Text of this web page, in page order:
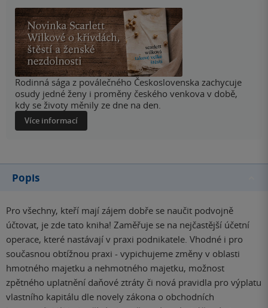
Rodinná sága z poválečného Československa zachycuje
osudy jedné ženy i proměny českého venkova v době,
kdy se životy měnily ze dne na den.
Více informací
Popis
Pro všechny, kteří mají zájem dobře se naučit podvojně
účtovat, je zde tato kniha! Zaměřuje se na nejčastější účetní
operace, které nastávají v praxi podnikatele. Vhodné i pro
současnou obtížnou praxi - vypichujeme změny v oblasti
hmotného majetku a nehmotného majetku, možnost
zpětného uplatnění daňové ztráty či nová pravidla pro výplatu
vlastního kapitálu dle novely zákona o obchodních